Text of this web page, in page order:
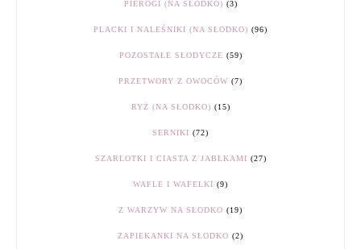
PIEROGI (NA SŁODKO) (3)
PLACKI I NALEŚNIKI (NA SŁODKO) (96)
POZOSTAŁE SŁODYCZE (59)
PRZETWORY Z OWOCÓW (7)
RYŻ (NA SŁODKO) (15)
SERNIKI (72)
SZARLOTKI I CIASTA Z JABŁKAMI (27)
WAFLE I WAFELKI (9)
Z WARZYW NA SŁODKO (19)
ZAPIEKANKI NA SŁODKO (2)